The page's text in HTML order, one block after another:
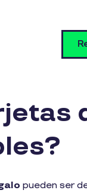
pueden ser